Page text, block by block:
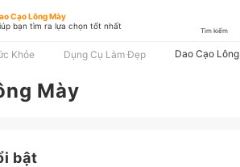
Cạo Lông Mày
bạn tìm ra lựa chọn tốt nhất
Tìm kiếm
Khỏe Dụng Cụ Làm Đẹp Dao Cạo
Mày
bật